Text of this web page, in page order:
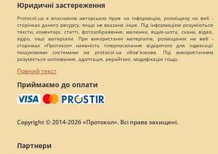
Юридичні застереження
Protocol.ua є власником авторських прав на інформацію, розміщену на веб -
сторінках даного ресурсу, якщо не вказано інше. Під інформацією розуміються
тексти, коментарі, статті, фотозображення, малюнки, ящик-шота, скани, відео,
аудіо, інші матеріали. При використанні матеріалів, розміщених на веб -
сторінках «Протокол» наявність гіперпосилання відкритого для індексації
пошуковими системами на protocol.ua обов`язкове. Під використанням
розуміється копіювання, адаптація, рерайтинг, модифікація тощо.
Повний текст
Приймаємо до оплати
Copyright © 2014-2026 «Протокол». Всі права захищені.
Партнери